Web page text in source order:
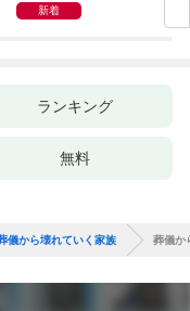
新着
ランキング
無料
儀から壊れていく家族 葬儀か